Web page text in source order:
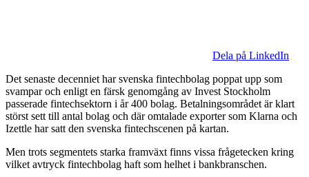
Dela på LinkedIn
Det senaste decenniet har svenska fintechbolag poppat upp som
svampar och enligt en färsk genomgång av Invest Stockholm
passerade fintechsektorn i år 400 bolag. Betalningsområdet är klart
störst sett till antal bolag och där omtalade exporter som Klarna och
Izettle har satt den svenska fintechscenen på kartan.
Men trots segmentets starka framväxt finns vissa frågetecken kring
vilket avtryck fintechbolag haft som helhet i bankbranschen.